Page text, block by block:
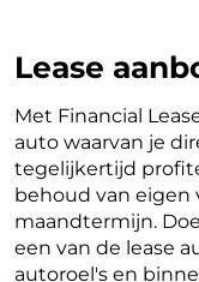
Lease
Met Financial
auto waarvan je
tegelijkertijd
behoud van eigen
maandtermijn.
een van de lease
autoroel's en